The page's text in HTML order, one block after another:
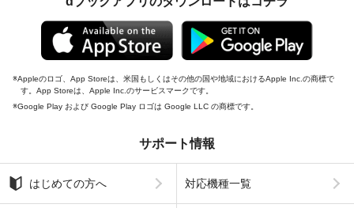
Appleのロゴ、App Storeは、米国もしくはその他の国や地域におけるApple Inc.の商標で
す。App Storeは、Apple Inc.のサービスマークです。
Google Play および Google Play ロゴは Google LLC の商標です。
サポート情報
はじめての方へ 対応機種一覧